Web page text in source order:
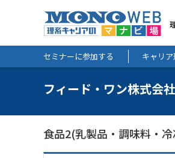
セミナーに参加する キャリ
フィード・ワン株式会社
食品2(乳製品・調味料・